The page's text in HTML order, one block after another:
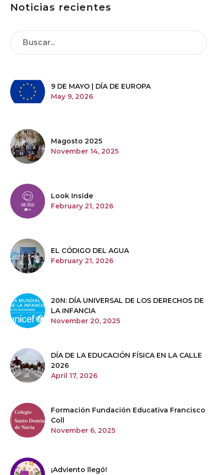
Noticias recientes
9 DE MAYO | DÍA DE EUROPA
May 9, 2026
Magosto 2025
November 14, 2025
Look Inside
February 21, 2026
EL CÓDIGO DEL AGUA
February 21, 2026
20N: DÍA UNIVERSAL DE LOS DERECHOS DE
LA INFANCIA
November 20, 2025
DÍA DE LA EDUCACIÓN FÍSICA EN LA CALLE
2026
April 17, 2026
Formación Fundación Educativa Francisco
Coll
November 6, 2025
¡Adviento llegó!